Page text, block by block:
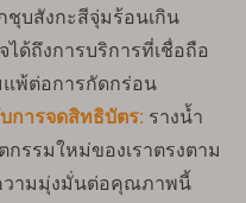
ชุบสังกะสีจุ่มร้อนเกิน
ด้ถึงการบริการที่เชื่อถือ
พ้ต่อการกัดกร่อน
การจดสิทธิบัตร: รางน้ำ
รรมใหม่ของเราตรงตาม
วามมุ่งมั่นต่อคุณภาพนี้